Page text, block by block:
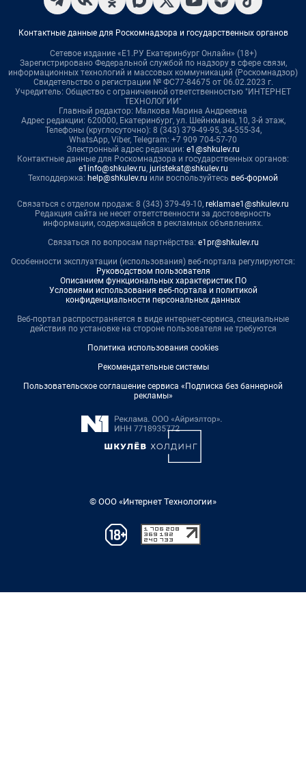
Контактные данные для Роскомнадзора и государственных органов
Сетевое издание «Е1.РУ Екатеринбург Онлайн» (18+)
Зарегистрировано Федеральной службой по надзору в сфере связи,
информационных технологий и массовых коммуникаций (Роскомнадзор)
Свидетельство о регистрации № ФС77-84675 от 06.02.2023 г.
Учредитель: Общество с ограниченной ответственностью "ИНТЕРНЕТ
ТЕХНОЛОГИИ"
Главный редактор: Малкова Марина Андреевна
Адрес редакции: 620000, Екатеринбург, ул. Шейнкмана, 10, 3-й этаж,
Телефоны (круглосуточно): 8 (343) 379-49-95, 34-555-34,
WhatsApp, Viber, Telegram: +7 909 704-57-70
Электронный адрес редакции: e1@shkulev.ru
Контактные данные для Роскомнадзора и государственных органов:
e1info@shkulev.ru, juristekat@shkulev.ru
Техподдержка: help@shkulev.ru или воспользуйтесь веб-формой
Связаться с отделом продаж: 8 (343) 379-49-10, reklamae1@shkulev.ru
Редакция сайта не несет ответственности за достоверность
информации, содержащейся в рекламных объявлениях.
Связаться по вопросам партнёрства: e1pr@shkulev.ru
Особенности эксплуатации (использования) веб-портала регулируются:
Руководством пользователя
Описанием функциональных характеристик ПО
Условиями использования веб-портала и политикой
конфиденциальности персональных данных
Веб-портал распространяется в виде интернет-сервиса, специальные
действия по установке на стороне пользователя не требуются
Политика использования cookies
Рекомендательные системы
Пользовательское соглашение сервиса «Подписка без баннерной
рекламы»
© ООО «Интернет Технологии»